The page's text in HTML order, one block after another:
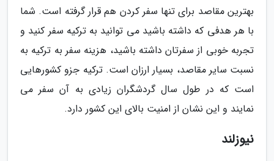
بهترین مقاصد برای تنها سفر کردن هم قرار گرفته است. شما
با هر هدفی که داشته باشید می توانید به ترکیه سفر کنید و
تجربه خوبی از سفرتان داشته باشید، هزینه سفر به ترکیه به
نسبت سایر مقاصد، بسیار ارزان است. ترکیه جزو کشورهایی
است که در طول سال گردشگران زیادی به آن سفر می
نمایند و این نشان از امنیت بالای این کشور دارد.
نیوزلند